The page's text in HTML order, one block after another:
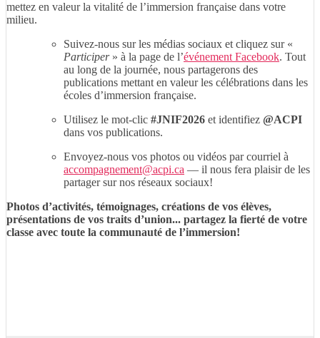
mettez en valeur la vitalité de l’immersion française dans votre
milieu.
Suivez-nous sur les médias sociaux et cliquez sur «
Participer» à la page de l’événement Facebook. Tout
au long de la journée, nous partagerons des
publications mettant en valeur les célébrations dans les
écoles d’immersion française.
Utilisez le mot-clic #JNIF2026 et identifiez @ACPI
dans vos publications.
Envoyez-nous vos photos ou vidéos par courriel à
accompagnement@acpi.ca — il nous fera plaisir de les
partager sur nos réseaux sociaux!
Photos d’activités, témoignages, créations de vos élèves,
présentations de vos traits d’union... partagez la fierté de votre
classe avec toute la communauté de l’immersion!